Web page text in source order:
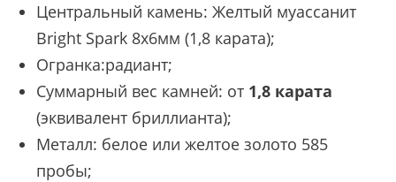
Центральный камень: Желтый муассанит
Bright Spark 8х6мм (1,8 карата);
Огранка:радиант;
Суммарный вес камней: от 1,8 карата
(эквивалент бриллианта);
Металл: белое или желтое золото 585
пробы;